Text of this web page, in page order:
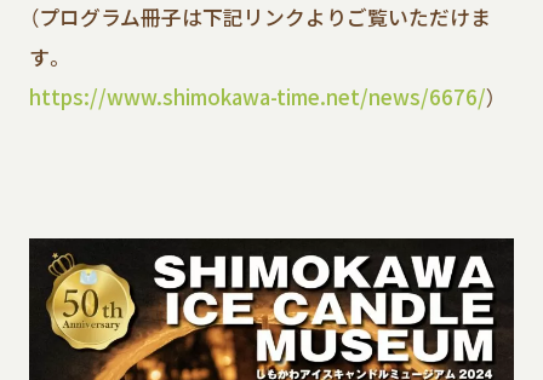
（プログラム冊子は下記リンクよりご覧いただけま
す。
https://www.shimokawa-time.net/news/6676/）